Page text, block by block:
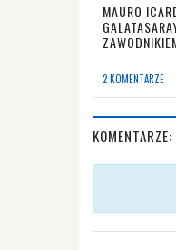
MAURO
2 KOMENTARZE
KOMENTARZE: